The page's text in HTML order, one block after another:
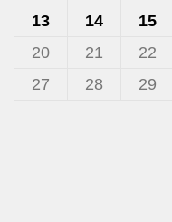
13
14 15
20
21 22
27
28 29